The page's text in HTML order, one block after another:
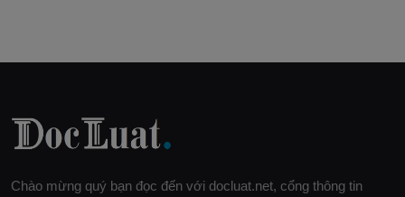
Chào mừng quý bạn đọc đến với docluat.net, cổng thông tin